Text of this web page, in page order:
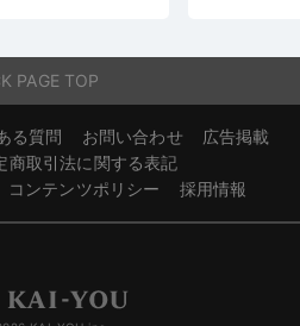
PAGE TOP
る質問 お問い合わせ
広告掲載
商取引法に関する表記
コンテンツポリシー 採用情報